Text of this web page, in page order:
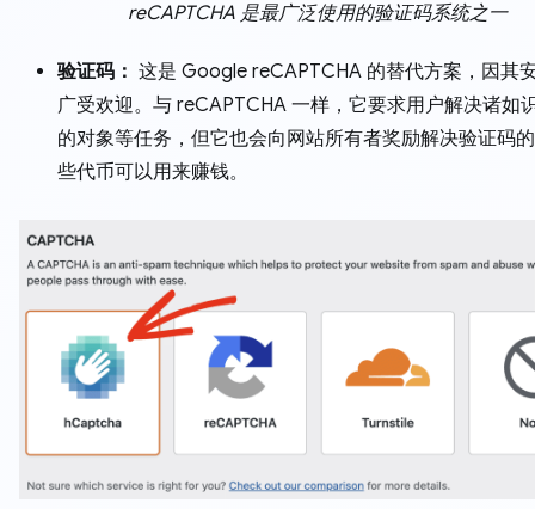
reCAPTCHA 是最广泛使用的验证码系统之一
验证码： 这是 Google reCAPTCHA 的替代方案，因其
广受欢迎。与 reCAPTCHA 一样，它要求用户解决诸如
的对象等任务，但它也会向网站所有者奖励解决验证码
些代币可以用来赚钱。